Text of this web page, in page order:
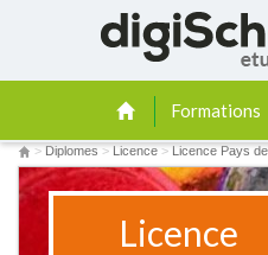
Formations
> Diplomes > Licence > Licence Pays
Licence